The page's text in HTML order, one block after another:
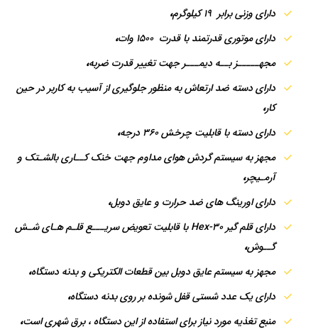
دارای وزنی برابر 19 کیلوگرم
،
دارای موتوری قدرتمند با قدرت 1500 وات
،
مجهـــــز بــه دیمـــر جهت تغییر قدرت ضربه،
دارای دسته ضد ارتعاش به منظور جلوگیری از آسیب به کاربر در حین
کار،
دارای دسته با قابلیت چرخش 360 درجه
،
مجهز به سیستم گردش هوای مداوم جهت خنک کــاری بالشـتک و
آرمـیچر،
دارای اورینگ های ضد حرارت و عایق دوبل،
دارای قلم گیر Hex-30 با قابلیت تعویض سریـــع قلـم هـای شـش
گــوش،
مجهز به سیستم عایق دوبل بین قطعات الکتریکی و بدنه دستگاه،
دارای یک عدد شستی قفل شونده بر روی بدنه دستگاه،
منبع تغذیه مورد نیاز برای استفاده از این دستگاه ، برق شهری است،